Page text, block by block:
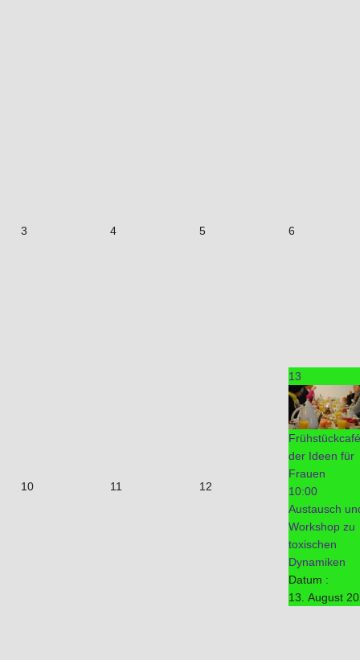
3 4 5 6
10 11 12
13
Frühstückcafé
der Ideen für
Frauen
10:00
Austausch
Workshop zu
toxischen
Dynamiken
Datum :
13. August